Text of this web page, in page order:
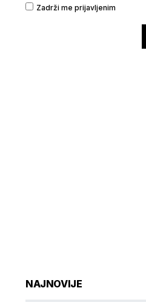
Zadrži me prijavljenim
NAJNOVIJE